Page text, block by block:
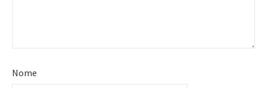
Nome